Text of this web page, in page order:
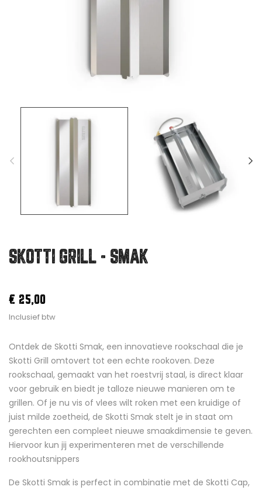
SKOTTI GRILL - SMAK
€ 25,00
Inclusief btw
Ontdek de Skotti Smak, een innovatieve rookschaal die je
Skotti Grill omtovert tot een echte rookoven. Deze
rookschaal, gemaakt van het roestvrij staal, is direct klaar
voor gebruik en biedt je talloze nieuwe manieren om te
grillen. Of je nu vis of vlees wilt roken met een kruidige of
juist milde zoetheid, de Skotti Smak stelt je in staat om
gerechten een compleet nieuwe smaakdimensie te geven.
Hiervoor kun jij experimenteren met de verschillende
rookhoutsnippers
De Skotti Smak is perfect in combinatie met de Skotti Cap,